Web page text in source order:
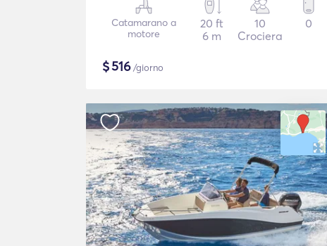
Catamarano a
motore
20 ft
6 m
10
Crociera
0
$516/giorno